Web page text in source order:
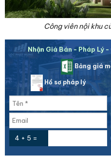
Công viên nội khu
Nhận Giá Bán - Pháp Lý
Bảng giá
Hồ sơ pháp lý
4 + 5 =